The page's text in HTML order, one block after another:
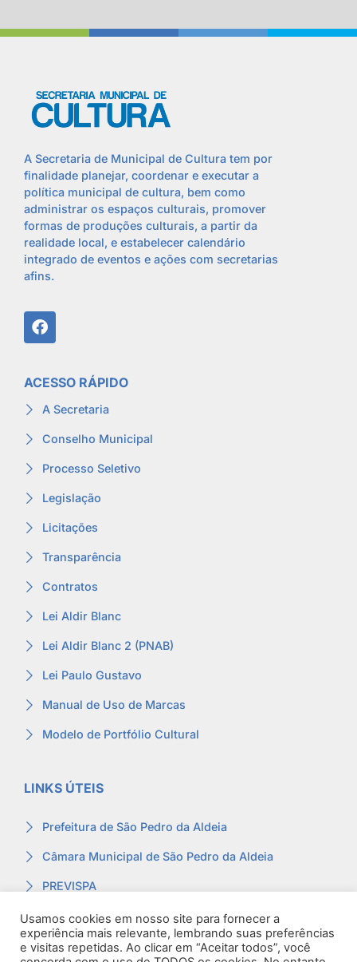
A Secretaria de Municipal de Cultura tem por
finalidade planejar, coordenar e executar a
política municipal de cultura, bem como
administrar os espaços culturais, promover
formas de produções culturais, a partir da
realidade local, e estabelecer calendário
integrado de eventos e ações com secretarias
afins.
ACESSO RÁPIDO
A Secretaria
Conselho Municipal
Processo Seletivo
Legislação
Licitações
Transparência
Contratos
Lei Aldir Blanc
Lei Aldir Blanc 2 (PNAB)
Lei Paulo Gustavo
Manual de Uso de Marcas
Modelo de Portfólio Cultural
LINKS ÚTEIS
Prefeitura de São Pedro da Aldeia
Câmara Municipal de São Pedro da Aldeia
PREVISPA
Ouvidoria
Contracheque
Usamos cookies em nosso site para fornecer a
experiência mais relevante, lembrando suas preferências
e visitas repetidas. Ao clicar em “Aceitar todos”, você